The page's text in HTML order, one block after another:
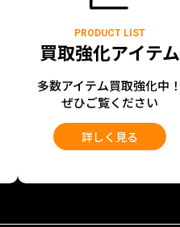
PRODUCT LIST
買取強化アイテム
多数アイテム買取強化中！
ぜひご覧ください
詳しく見る